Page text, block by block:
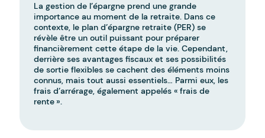
La gestion de l’épargne prend une grande
importance au moment de la retraite. Dans ce
contexte, le plan d’épargne retraite (PER) se
révèle être un outil puissant pour préparer
financièrement cette étape de la vie. Cependant,
derrière ses avantages fiscaux et ses possibilités
de sortie flexibles se cachent des éléments moins
connus, mais tout aussi essentiels… Parmi eux, les
frais d’arrérage, également appelés « frais de
rente ».